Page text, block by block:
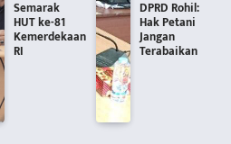
Semarak
HUT ke-81
Kemerdekaan
RI
DPRD Rohil:
Hak Petani
Jangan
Terabaikan